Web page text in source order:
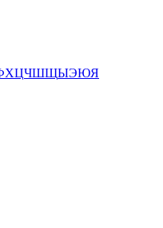
ХЦЧШЩЫЭЮЯ